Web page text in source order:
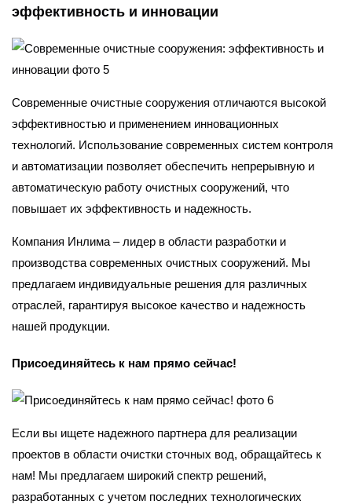
эффективность и инновации
Современные очистные сооружения отличаются высокой
эффективностью и применением инновационных
технологий. Использование современных систем контроля
и автоматизации позволяет обеспечить непрерывную и
автоматическую работу очистных сооружений, что
повышает их эффективность и надежность.
Компания Инлима – лидер в области разработки и
производства современных очистных сооружений. Мы
предлагаем индивидуальные решения для различных
отраслей, гарантируя высокое качество и надежность
нашей продукции.
Присоединяйтесь к нам прямо сейчас!
Если вы ищете надежного партнера для реализации
проектов в области очистки сточных вод, обращайтесь к
нам! Мы предлагаем широкий спектр решений,
разработанных с учетом последних технологических